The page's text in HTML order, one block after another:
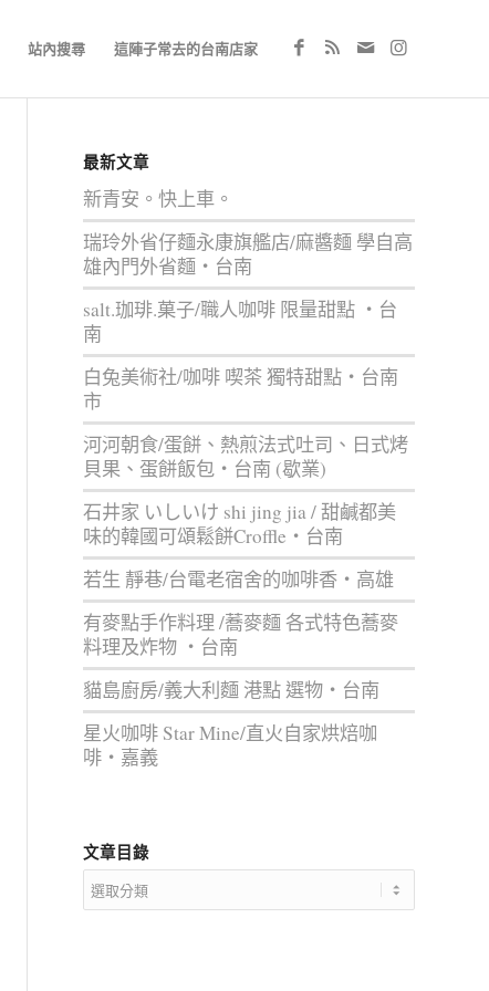
站內搜尋 這陣子常去的台南店家
最新文章
新青安。快上車。
瑞玲外省仔麵永康旗艦店/麻醬麵 學自高
雄內門外省麵‧台南
salt.珈琲.菓子/職人咖啡 限量甜點 ‧台
南
白兔美術社/咖啡 喫茶 獨特甜點‧台南
市
河河朝食/蛋餅、熱煎法式吐司、日式烤
貝果、蛋餅飯包‧台南 (歇業)
石井家 いしいけ shi jing jia / 甜鹹都美
味的韓國可頌鬆餅Croffle‧台南
若生 靜巷/台電老宿舍的咖啡香‧高雄
有麥點手作料理 /蕎麥麵 各式特色蕎麥
料理及炸物 ‧台南
貓島廚房/義大利麵 港點 選物‧台南
星火咖啡 Star Mine/直火自家烘焙咖
啡‧嘉義
文章目錄
文
章